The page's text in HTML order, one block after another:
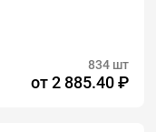
834 шт
от2 885.40 ₽